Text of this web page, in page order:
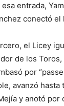
entrada,
conectó el
el Licey
de los
por
avanzó hasta
y anotó por